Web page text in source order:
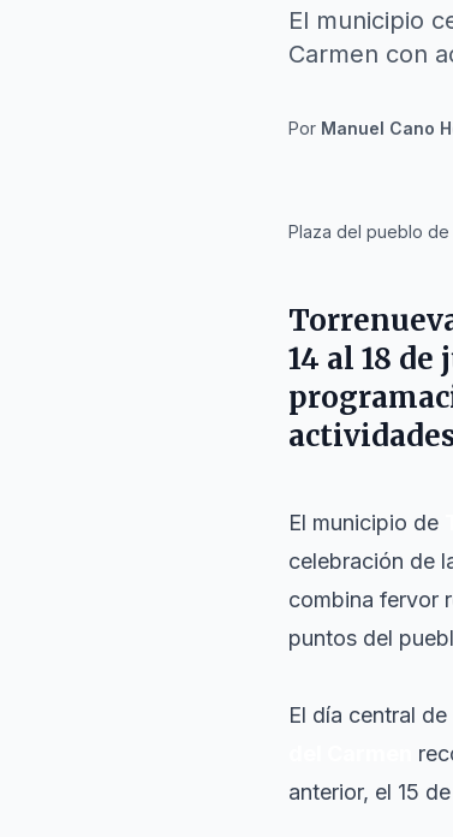
El municipio
Carmen con
Por Manuel Cano
Plaza del pueblo de
14 al 18
El municipio de
celebración de
combina fervor
puntos del
El día central
anterior, el 15